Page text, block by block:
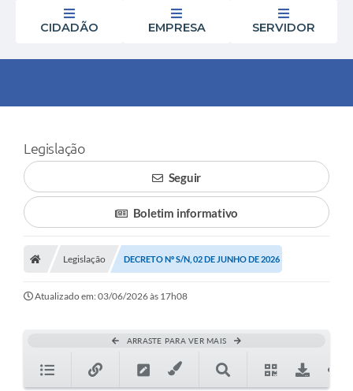
CIDADÃO EMPRESA SERVIDOR
Legislação
Seguir
Boletim informativo
Legislação DECRETO Nº S/N, 02 DE JUNHO DE 2026
Atualizado em: 03/06/2026 às 17h08
ARRASTE PARA VER MAIS